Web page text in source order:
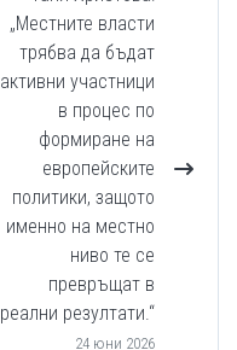
„Местните власти
трябва да бъдат
активни участници
в процес по
формиране на
европейските
политики, защото
именно на местно
ниво те се
превръщат в
реални резултати.“
24 юни 2026